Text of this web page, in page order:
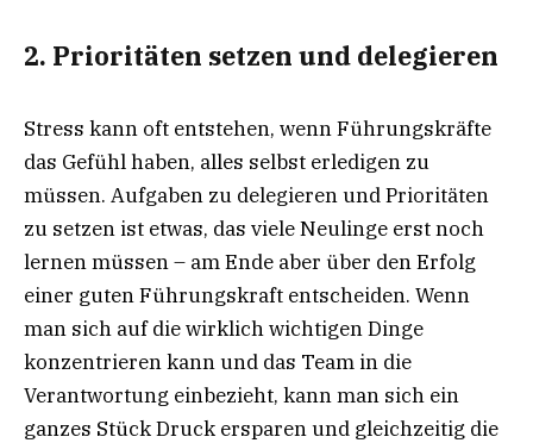
2. Prioritäten setzen und delegieren
Stress kann oft entstehen, wenn Führungskräfte
das Gefühl haben, alles selbst erledigen zu
müssen. Aufgaben zu delegieren und Prioritäten
zu setzen ist etwas, das viele Neulinge erst noch
lernen müssen – am Ende aber über den Erfolg
einer guten Führungskraft entscheiden. Wenn
man sich auf die wirklich wichtigen Dinge
konzentrieren kann und das Team in die
Verantwortung einbezieht, kann man sich ein
ganzes Stück Druck ersparen und gleichzeitig die